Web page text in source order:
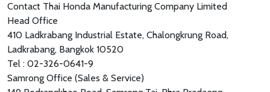
Contact Thai Honda Manufacturing Company Limited
Head Office
410 Ladkrabang Industrial Estate, Chalongkrung Road,
Ladkrabang, Bangkok 10520
Tel : 02-326-0641-9
Samrong Office (Sales & Service)